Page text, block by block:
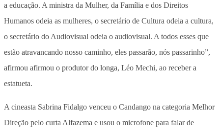
a educação. A ministra da Mulher, da Família e dos Direitos
Humanos odeia as mulheres, o secretário de Cultura odeia a cultura,
o secretário do Audiovisual odeia o audiovisual. A todos esses que
estão atravancando nosso caminho, eles passarão, nós passarinho”,
afirmou afirmou o produtor do longa, Léo Mechi, ao receber a
estatueta.
A cineasta Sabrina Fidalgo venceu o Candango na categoria Melhor
Direção pelo curta Alfazema e usou o microfone para falar de